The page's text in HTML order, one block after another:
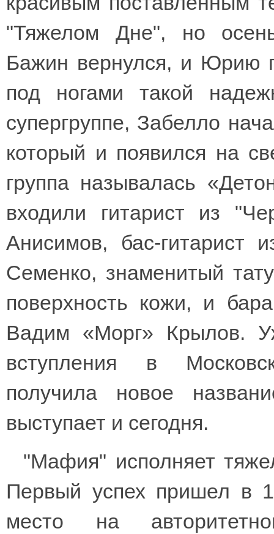
"Тяжелом Дне", но
Бажин вернулся, и Юрию
под ногами такой
супергруппе, Забелло
который и появился на
группа называлась
входили гитарист из
Анисимов, бас-
Семенко, знаменитый
поверхность кожи, и
Вадим «Морг» Крылов.
вступления в
получила новое
выступает и сегодня.
"Мафия" исполняет
Первый успех пришел в
место на